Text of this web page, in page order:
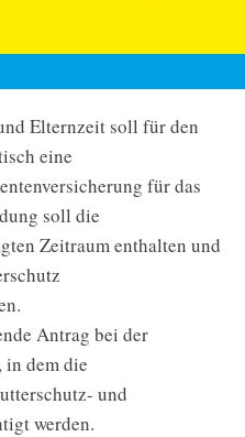
Elternzeit soll für den
eine
für das
soll die
Zeitraum enthalten und
Antrag bei der
in dem die
und
werden.